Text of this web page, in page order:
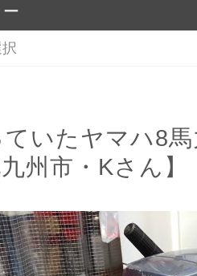
いたヤマハ8馬
州市・Kさん】